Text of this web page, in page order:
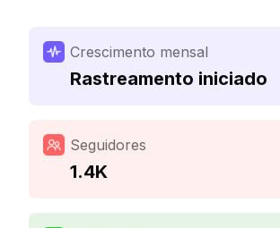
Crescimento mensal
Rastreamento iniciado
Seguidores
1.4K